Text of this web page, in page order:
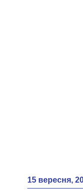
15 вересня,